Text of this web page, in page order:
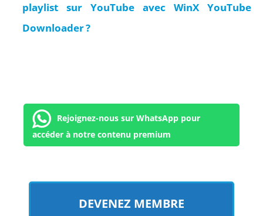
playlist sur YouTube avec WinX YouTube
Downloader ?
Rejoignez-nous sur WhatsApp pour
accéder à notre contenu premium
DEVENEZ MEMBRE